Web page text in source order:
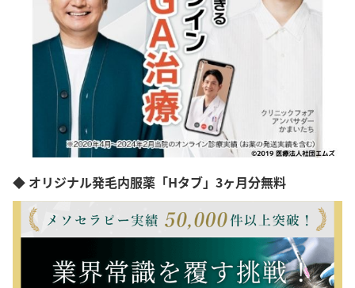
◆ オリジナル発毛内服薬「Hタブ」3ヶ月分無料